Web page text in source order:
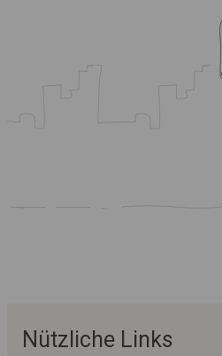
Nützliche Links